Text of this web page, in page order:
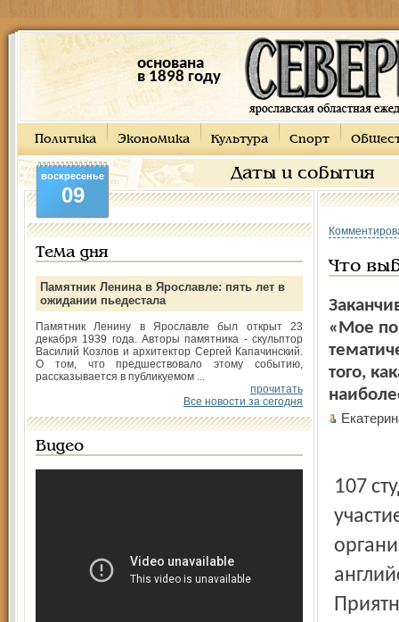
основана
в 1898 году
Политика Экономика Культура Спорт
Даты и события
воскресенье
09
Тема дня
Памятник Ленина в Ярославле: пять лет в
ожидании пьедестала
Памятник Ленину в Ярославле был открыт 23
декабря 1939 года. Авторы памятника - скульптор
Василий Козлов и архитектор Сергей Капачинский.
О том, что предшествовало этому событию,
рассказывается в публикуемом ...
прочитать
Все новости за сегодня
Видео
Что
«Мое
того,
107 студентов-активистов со всей области приняли